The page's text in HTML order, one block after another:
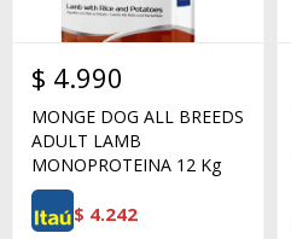
$ 4.990
MONGE DOG ALL BREEDS
ADULT LAMB
MONOPROTEINA 12 Kg
$ 4.242